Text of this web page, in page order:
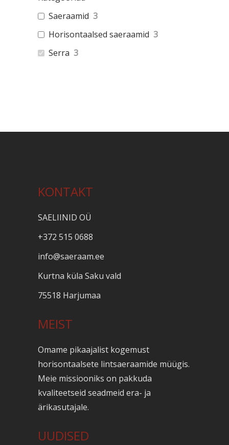
Saeraamid 3
Horisontaalsed saeraamid 3
Serra 3
KONTAKT
SAELIINID OÜ
+372 515 0688
info@saeraam.ee
Kurtna küla Saku vald
75518 Harjumaa
MEIST
Omame pikaajalist kogemust
horisontaalsete lintsaeraamide müügis.
Meie missiooniks on pakkuda
kvaliteetseid seadmeid era- ja
ärikasutajale.
UUDISED